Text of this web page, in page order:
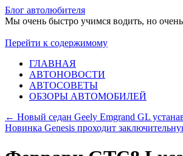
Блог автолюбителя
Мы очень быстро учимся водить, но
Перейти к содержимому
ГЛАВНАЯ
АВТОНОВОСТИ
АВТОСОВЕТЫ
ОБЗОРЫ АВТОМОБИЛЕЙ
← Новый седан Geely Emgrand GL
Новинка Genesis проходит